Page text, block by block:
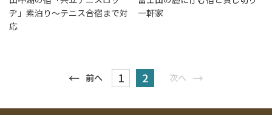
ヂ」素泊り～テニス合宿まで対
応
一軒家
前へ 1 2 次へ